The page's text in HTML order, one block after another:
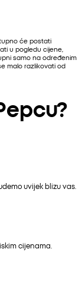
će postati
u pogledu cijene,
samo na određenim
malo razlikovati od
uvijek blizu vas.
cijenama.